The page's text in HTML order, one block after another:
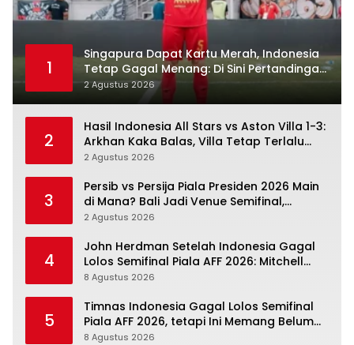
1
Singapura Dapat Kartu Merah, Indonesia
Tetap Gagal Menang: Di Sini Pertandingan
Berbelok
2 Agustus 2026
2
Hasil Indonesia All Stars vs Aston Villa 1-3:
Arkhan Kaka Balas, Villa Tetap Terlalu
Rapi
2 Agustus 2026
3
Persib vs Persija Piala Presiden 2026 Main
di Mana? Bali Jadi Venue Semifinal,
Ritmenya Beda
2 Agustus 2026
4
John Herdman Setelah Indonesia Gagal
Lolos Semifinal Piala AFF 2026: Mitchell
Baker Menjanjikan, Pemain Senior Terpukul
8 Agustus 2026
5
Timnas Indonesia Gagal Lolos Semifinal
Piala AFF 2026, tetapi Ini Memang Belum
Garis Akhir
8 Agustus 2026